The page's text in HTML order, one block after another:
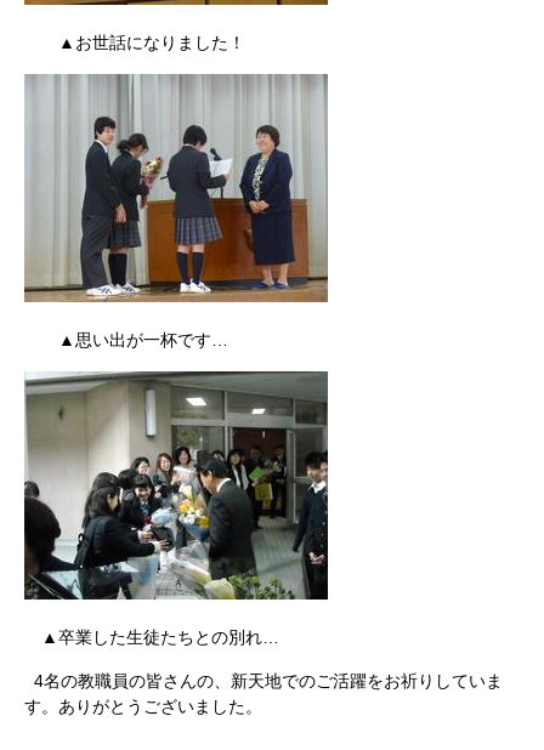
▲お世話になりました！
▲思い出が一杯です…
▲卒業した生徒たちとの別れ…
4名の教職員の皆さんの、新天地でのご活躍をお祈りしていま
す。ありがとうございました。